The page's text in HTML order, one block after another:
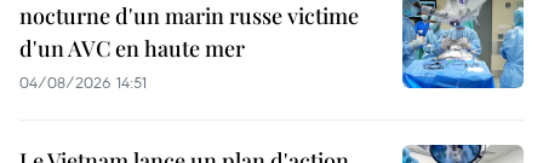
nocturne d'un marin russe victime
d'un AVC en haute mer
04/08/2026 14:51